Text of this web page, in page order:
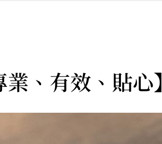
、有效、貼心】